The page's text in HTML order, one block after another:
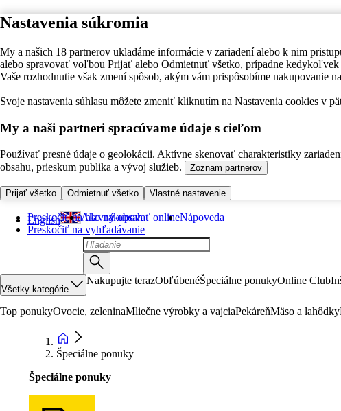
Nastavenia súkromia
My a našich 18 partnerov ukladáme informácie v zariadení alebo k nim
alebo spravovať voľbou Prijať alebo Odmietnuť všetko, prípadne
Vaše rozhodnutie však zmení spôsob, akým vám prispôsobíme nakupovanie
Svoje nastavenia súhlasu môžete zmeniť kliknutím na Nastavenia cookies v
My a naši partneri spracúvame údaje s cieľom
Používať presné údaje o geolokácii. Aktívne skenovať charakteristiky
obsahu, prieskum publika a vývoj služieb.
Zoznam partnerov
Prijať všetko Odmietnuť všetko Vlastné nastavenie
Preskočiť na hlavný obsah
Preskočiť na vyhľadávanie
English Ako nakupovať onlineNápoveda
Všetky kategórie
Nakupujte terazObľúbenéŠpeciálne ponukyOnline Club
Top ponukyOvocie, zeleninaMliečne výrobky a vajciaPekáreňMäso a lahôdky
Špeciálne ponuky
Špeciálne ponuky